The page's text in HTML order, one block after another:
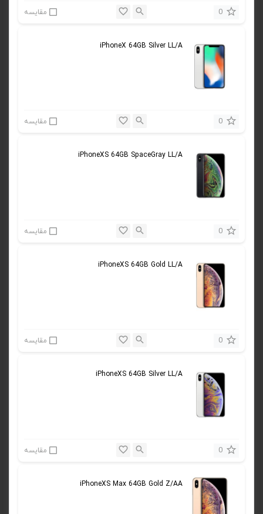
0 مقایسه
iPhoneX 64GB Silver LL/A
0 مقایسه
iPhoneXS 64GB SpaceGray LL/A
0 مقایسه
iPhoneXS 64GB Gold LL/A
0 مقایسه
iPhoneXS 64GB Silver LL/A
0 مقایسه
iPhoneXS Max 64GB Gold Z/AA